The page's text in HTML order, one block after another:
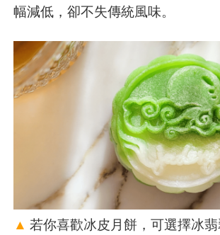
幅減低，卻不失傳統風味。
▲ 若你喜歡冰皮月餅，可選擇冰